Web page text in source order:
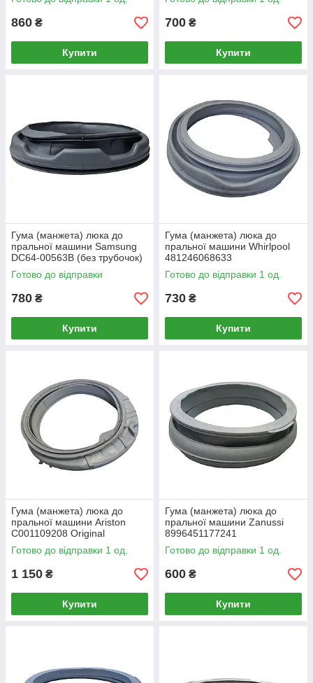
860 ₴
Купити
700 ₴
Купити
Гума (манжета) люка до
пральної машини Samsung
DC64-00563B (без трубочок)
Готово до відправки
780 ₴
Купити
Гума (манжета) люка до
пральної машини Whirlpool
481246068633
Готово до відправки 1 од.
730 ₴
Купити
Гума (манжета) люка до
пральної машини Ariston
C001109208 Original
Готово до відправки 1 од.
1 150 ₴
Купити
Гума (манжета) люка до
пральної машини Zanussi
8996451177241
Готово до відправки 1 од.
600 ₴
Купити